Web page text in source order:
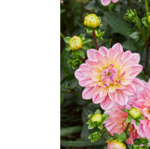
Utmärkande
Art nr 318047